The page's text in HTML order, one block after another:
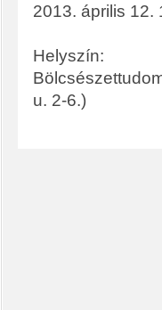
2013. április 12.
Helyszín:
u. 2-6.)